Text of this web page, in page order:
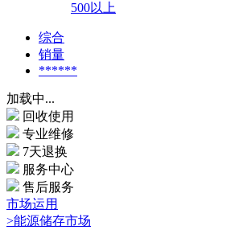
500以上
综合
销量
******
加载中...
回收使用
专业维修
7天退换
服务中心
售后服务
市场运用
>能源储存市场